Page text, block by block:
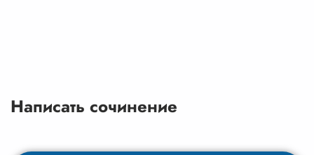
Написать сочинение